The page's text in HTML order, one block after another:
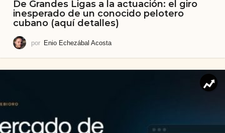
De Grandes Ligas a la actuación: el giro
inesperado de un conocido pelotero
cubano (aquí detalles)
por Enio Echezábal Acosta